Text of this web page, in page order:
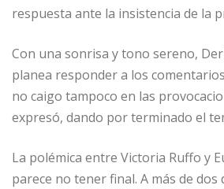
respuesta ante la insistencia de la
Con una sonrisa y tono sereno,
planea responder a los
no caigo tampoco en las
expresó, dando por terminado el
La polémica entre Victoria Ruffo y
parece no tener final. A más de dos